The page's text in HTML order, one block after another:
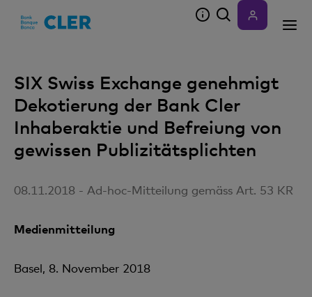
SIX Swiss Exchange genehmigt
Dekotierung der Bank Cler
Inhaberaktie und Befreiung von
gewissen Publizitätsplichten
08.11.2018 - Ad-hoc-Mitteilung gemäss Art. 53 KR
Medienmitteilung
Basel, 8. November 2018